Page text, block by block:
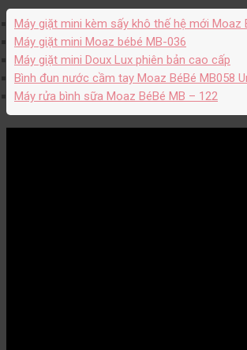
Máy giặt mini kèm sấy khô thế hệ mới Moaz
Máy giặt mini Moaz bébé MB-036
Máy giặt mini Doux Lux phiên bản cao cấp
Bình đun nước cầm tay Moaz BéBé MB058
Máy rửa bình sữa Moaz BéBé MB – 122